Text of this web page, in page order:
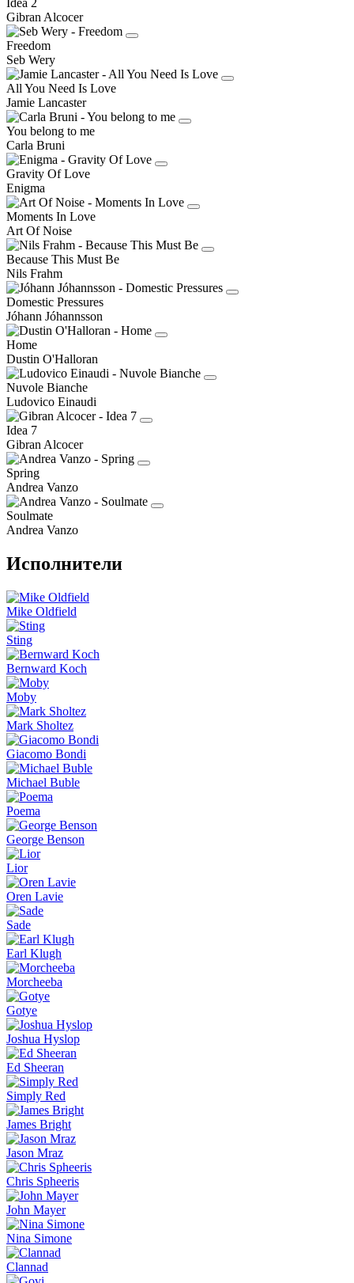
Gibran Alcocer
Freedom
Seb Wery
All You Need Is Love
Jamie Lancaster
You belong to me
Carla Bruni
Gravity Of Love
Enigma
Moments In Love
Art Of Noise
Because This Must Be
Nils Frahm
Domestic Pressures
Jóhann Jóhannsson
Home
Dustin O'Halloran
Nuvole Bianche
Ludovico Einaudi
Idea 7
Gibran Alcocer
Spring
Andrea Vanzo
Soulmate
Andrea Vanzo
Исполнители
Mike Oldfield
Sting
Bernward Koch
Moby
Mark Sholtez
Giacomo Bondi
Michael Buble
Poema
George Benson
Lior
Oren Lavie
Sade
Earl Klugh
Morcheeba
Gotye
Joshua Hyslop
Ed Sheeran
Simply Red
James Bright
Jason Mraz
Chris Spheeris
John Mayer
Nina Simone
Clannad